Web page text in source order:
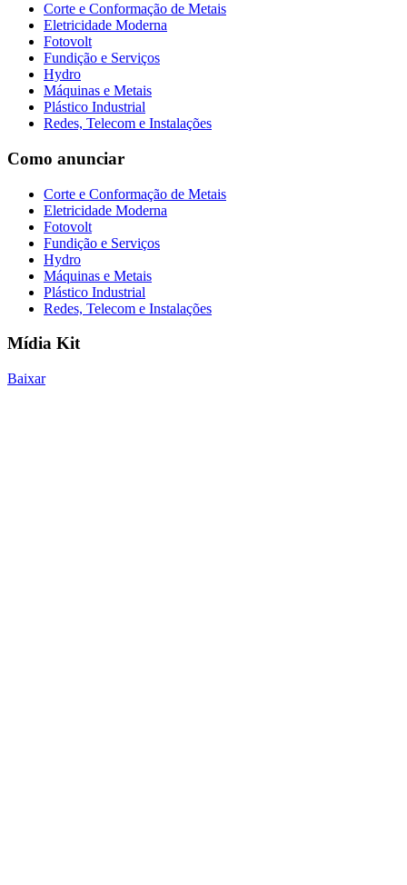
Corte e Conformação de Metais
Eletricidade Moderna
Fotovolt
Fundição e Serviços
Hydro
Máquinas e Metais
Plástico Industrial
Redes, Telecom e Instalações
Como anunciar
Corte e Conformação de Metais
Eletricidade Moderna
Fotovolt
Fundição e Serviços
Hydro
Máquinas e Metais
Plástico Industrial
Redes, Telecom e Instalações
Mídia Kit
Baixar